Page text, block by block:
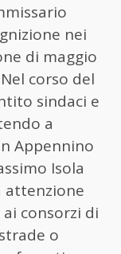
nei
di maggio
corso del
sindaci e
a
Appennino
Isola
attenzione
consorzi di
o